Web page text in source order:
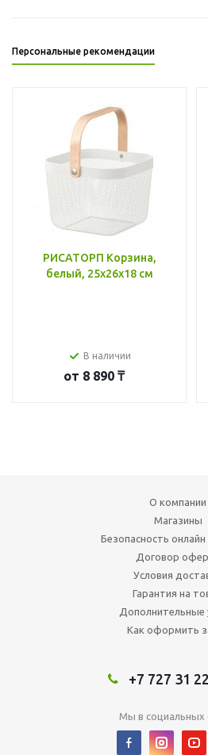
Персональные рекомендации
РИСАТОРП Корзина,
белый, 25x26x18 см
В наличии
от 8 890 ₸
О компании
Магазины
Безопасность
Договор
Условия
Гарантия на
Дополнительные
Как оформить
+7 727 31
Мы в социальных